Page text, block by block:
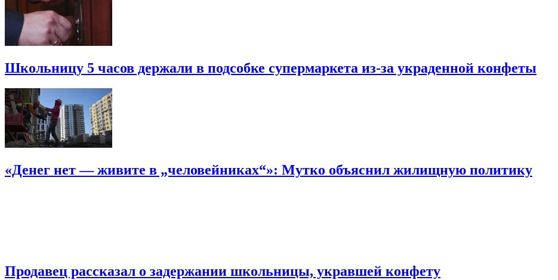
Школьницу 5 часов держали в подсобке супермаркета из-за украденной конфеты
«Денег нет — живите в „человейниках“»: Мутко объяснил жилищную политику
Продавец рассказал о задержании школьницы, укравшей конфету